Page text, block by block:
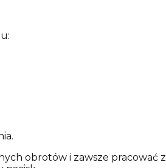
obrotów i zawsze pracować z